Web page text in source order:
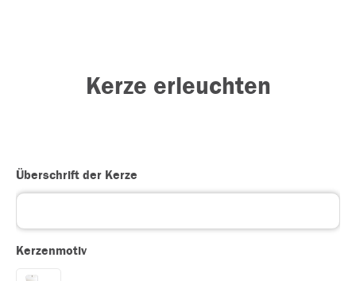
Kerze erleuchten
Überschrift der Kerze
Kerzenmotiv